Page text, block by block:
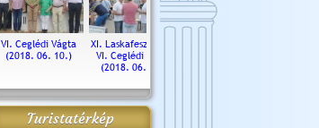
VI. Ceglédi Vágta
(2018. 06. 10.)
XI. Laskafesztivál és
VI. Ceglédi Vágta
(2018. 06. 10.)
Turistatérkép